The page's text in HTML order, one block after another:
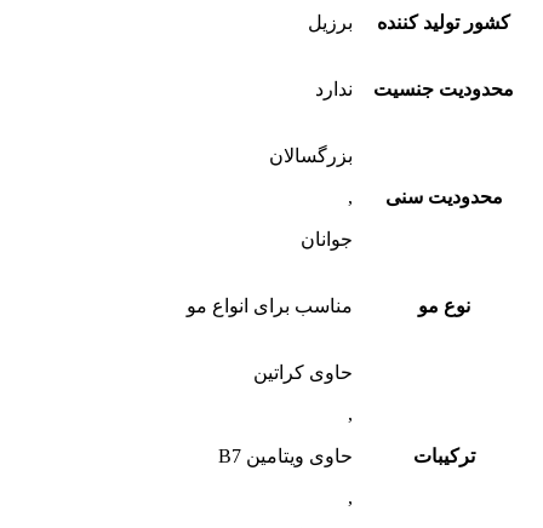
کشور تولید کننده برزیل
محدودیت جنسیت ندارد
محدودیت سنی
بزرگسالان
,
جوانان
نوع مو مناسب برای انواع مو
ترکیبات
حاوی کراتین
,
حاوی ویتامین B7
,